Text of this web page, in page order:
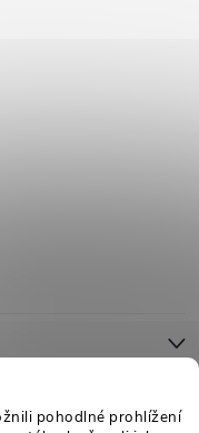
pohodlné prohlížení